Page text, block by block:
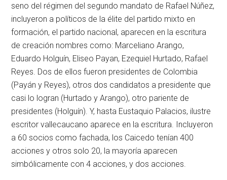
seno del régimen del segundo mandato de Rafael Núñez,
incluyeron a políticos de la élite del partido mixto en
formación, el partido nacional, aparecen en la escritura
de creación nombres como: Marceliano Arango,
Eduardo Holguín, Eliseo Payan, Ezequiel Hurtado, Rafael
Reyes. Dos de ellos fueron presidentes de Colombia
(Payán y Reyes), otros dos candidatos a presidente que
casi lo logran (Hurtado y Arango), otro pariente de
presidentes (Holguín). Y, hasta Eustaquio Palacios, ilustre
escritor vallecaucano aparece en la escritura. Incluyeron
a 60 socios como fachada, los Caicedo tenían 400
acciones y otros solo 20, la mayoría aparecen
simbólicamente con 4 acciones, y dos acciones.